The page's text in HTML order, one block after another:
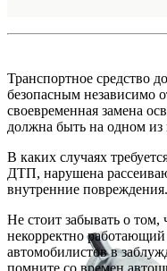
Транспортное средство
безопасным независимо
своевременная замена
должна быть на одном из
В каких случаях
ДТП, нарушена
внутренние повреждения.
Не стоит забывать о
некорректно
автомобилистов в